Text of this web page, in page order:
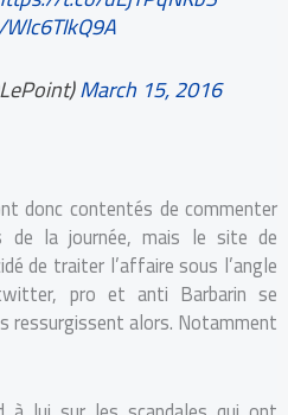
March 15, 2016
donc contentés de commenter
de la journée, mais le site de
de traiter l’affaire sous l’angle
pro et anti Barbarin se
ressurgissent alors. Notamment